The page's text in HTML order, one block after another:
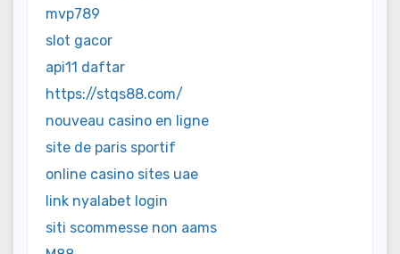
mvp789
slot gacor
api11 daftar
https://stqs88.com/
nouveau casino en ligne
site de paris sportif
online casino sites uae
link nyalabet login
siti scommesse non aams